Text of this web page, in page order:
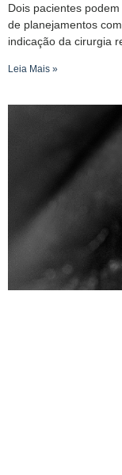
Dois pacientes
de planejamentos
indicação da cirurgia
Leia Mais »